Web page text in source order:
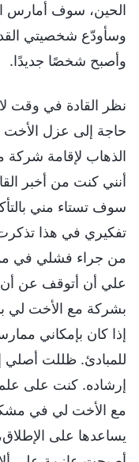
الحين، سوف أمارس
وسأودّع شخصيتي
وأصبح شخصًا جديدًا.
نظر القادة في وقت
حاجة إلى عزل الأخت
الذهاب لإقامة شركة
أنني كنت من أخبر
سوف تستاء مني
تفكيري في هذا
من جراء فشلي في
علي أن أتوقف عن أن
بشركة مع الأخت لي
إذا كان بإمكاني
للمبادئ. ظللت أصلي
إرشاده. كنت على
مع الأخت لي في
يساعدها على